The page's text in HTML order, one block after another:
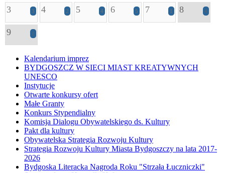
3 3 4 2 5 4 6 5 7 1 8 4
9 1
Kalendarium imprez
BYDGOSZCZ W SIECI MIAST KREATYWNYCH
UNESCO
Instytucje
Otwarte konkursy ofert
Małe Granty
Konkurs Stypendialny
Komisja Dialogu Obywatelskiego ds. Kultury
Pakt dla kultury
Obywatelska Strategia Rozwoju Kultury
Strategia Rozwoju Kultury Miasta Bydgoszczy na lata 2017-
2026
Bydgoska Literacka Nagroda Roku "Strzała Łuczniczki"